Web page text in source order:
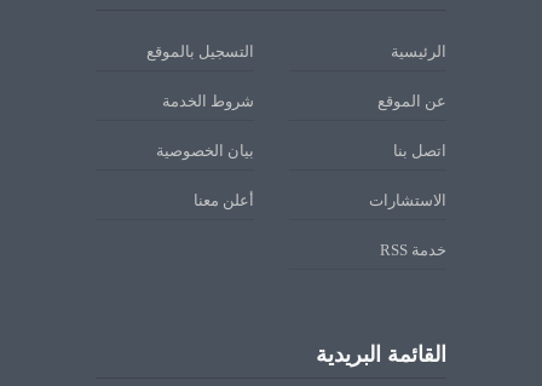
الرئيسية التسجيل بالموقع
عن الموقع شروط الخدمة
اتصل بنا بيان الخصوصية
الاستشارات أعلن معنا
خدمة RSS
القائمة البريدية